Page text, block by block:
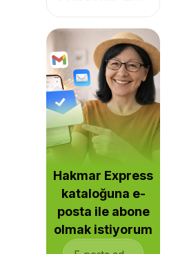
Hakmar Express
kataloğuna e-
posta ile abone
olmak istiyorum